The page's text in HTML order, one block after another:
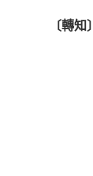
〔轉